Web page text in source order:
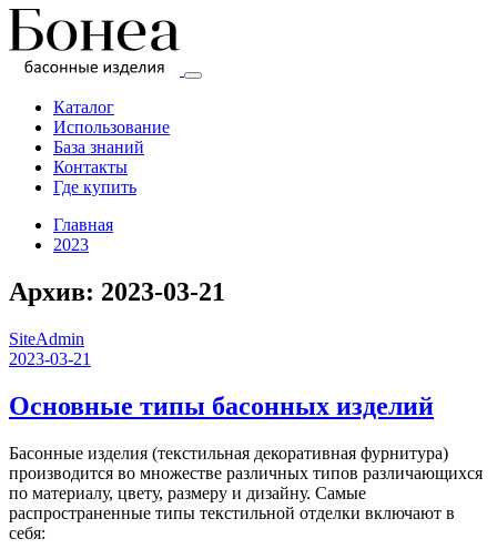
Перейти
содержимому
Бонеа
фабрика
басонных
изделий
Каталог
Использование
База знаний
Контакты
Где купить
Главная
2023
Архив: 2023-03-21
SiteAdmin
2023-03-21
Основные типы басонных изделий
Басонные изделия (текстильная декоративная фурнитура)
производится во множестве различных типов различающихся
по материалу, цвету, размеру и дизайну. Самые
распространенные типы текстильной отделки включают в
себя: